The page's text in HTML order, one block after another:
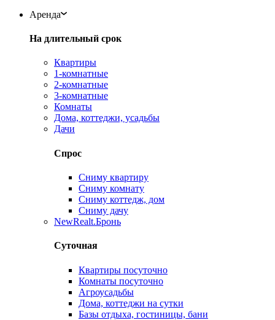
Аренда
На длительный срок
Квартиры
1-комнатные
2-комнатные
3-комнатные
Комнаты
Дома, коттеджи, усадьбы
Дачи
Спрос
Сниму квартиру
Сниму комнату
Сниму коттедж, дом
Сниму дачу
NewRealt.Бронь
Суточная
Квартиры посуточно
Комнаты посуточно
Агроусадьбы
Дома, коттеджи на сутки
Базы отдыха, гостиницы, бани